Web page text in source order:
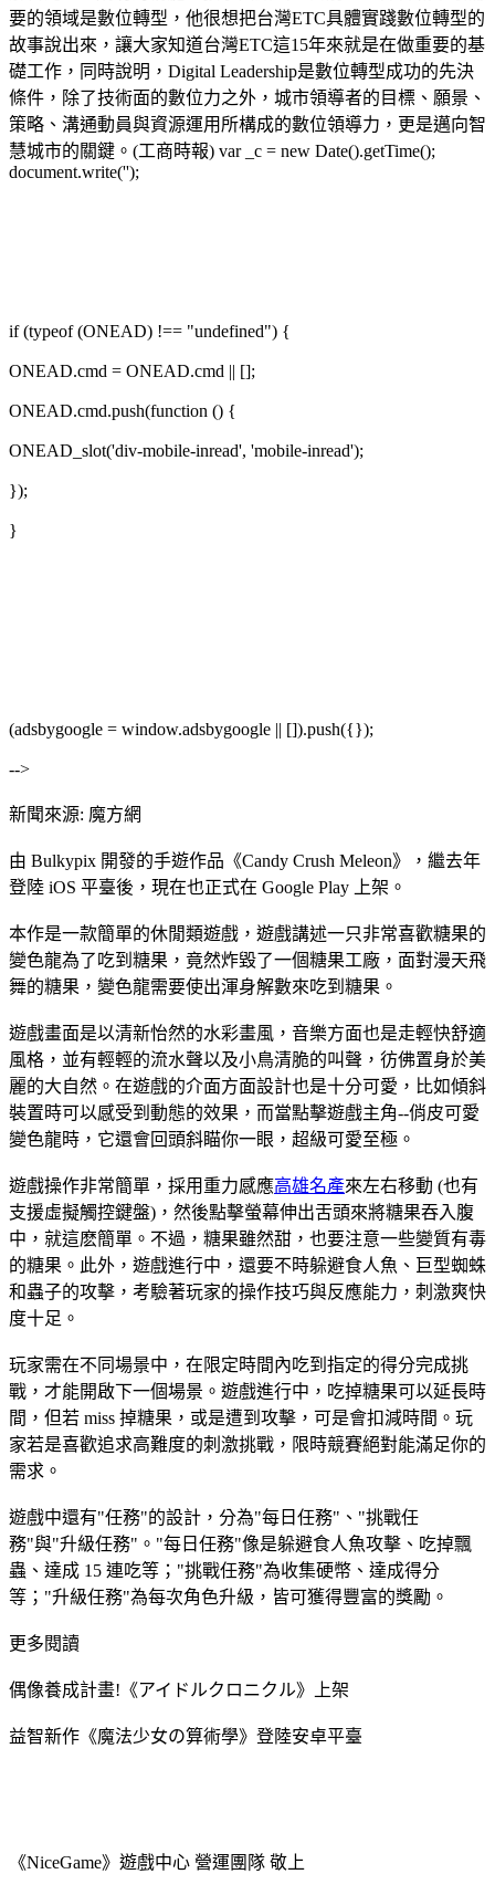
要的領域是數位轉型，他很想把台灣ETC具體實踐數位轉型的
故事說出來，讓大家知道台灣ETC這15年來就是在做重要的基
礎工作，同時說明，Digital Leadership是數位轉型成功的先決
條件，除了技術面的數位力之外，城市領導者的目標、願景、
策略、溝通動員與資源運用所構成的數位領導力，更是邁向智
慧城市的關鍵。(工商時報) var _c = new Date().getTime();
document.write('');
if (typeof (ONEAD) !== "undefined") {
ONEAD.cmd = ONEAD.cmd || [];
ONEAD.cmd.push(function () {
ONEAD_slot('div-mobile-inread', 'mobile-inread');
});
}
(adsbygoogle = window.adsbygoogle || []).push({});
-->
新聞來源: 魔方網
由 Bulkypix 開發的手遊作品《Candy Crush Meleon》，繼去年
登陸 iOS 平臺後，現在也正式在 Google Play 上架。
本作是一款簡單的休閒類遊戲，遊戲講述一只非常喜歡糖果的
變色龍為了吃到糖果，竟然炸毀了一個糖果工廠，面對漫天飛
舞的糖果，變色龍需要使出渾身解數來吃到糖果。
遊戲畫面是以清新怡然的水彩畫風，音樂方面也是走輕快舒適
風格，並有輕輕的流水聲以及小鳥清脆的叫聲，彷佛置身於美
麗的大自然。在遊戲的介面方面設計也是十分可愛，比如傾斜
裝置時可以感受到動態的效果，而當點擊遊戲主角--俏皮可愛
變色龍時，它還會回頭斜瞄你一眼，超級可愛至極。
遊戲操作非常簡單，採用重力感應高雄名產來左右移動 (也有
支援虛擬觸控鍵盤)，然後點擊螢幕伸出舌頭來將糖果吞入腹
中，就這麽簡單。不過，糖果雖然甜，也要注意一些變質有毒
的糖果。此外，遊戲進行中，還要不時躲避食人魚、巨型蜘蛛
和蟲子的攻擊，考驗著玩家的操作技巧與反應能力，刺激爽快
度十足。
玩家需在不同場景中，在限定時間內吃到指定的得分完成挑
戰，才能開啟下一個場景。遊戲進行中，吃掉糖果可以延長時
間，但若 miss 掉糖果，或是遭到攻擊，可是會扣減時間。玩
家若是喜歡追求高難度的刺激挑戰，限時競賽絕對能滿足你的
需求。
遊戲中還有"任務"的設計，分為"每日任務"、"挑戰任
務"與"升級任務"。"每日任務"像是躲避食人魚攻擊、吃掉飄
蟲、達成 15 連吃等；"挑戰任務"為收集硬幣、達成得分
等；"升級任務"為每次角色升級，皆可獲得豐富的獎勵。
更多閱讀
偶像養成計畫!《アイドルクロニクル》上架
益智新作《魔法少女の算術學》登陸安卓平臺
《NiceGame》遊戲中心 營運團隊 敬上